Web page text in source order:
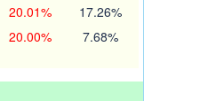
20.01% 17.26%
20.00% 7.68%